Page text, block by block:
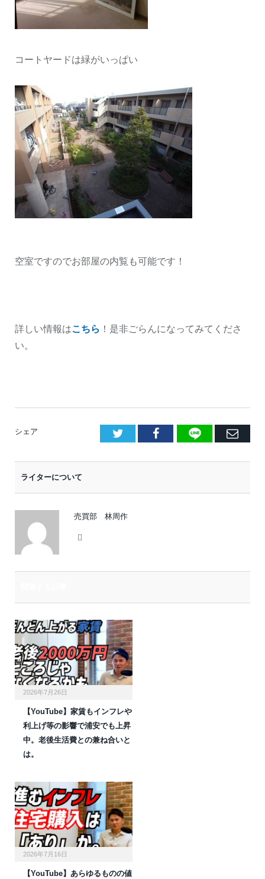
コートヤードは緑がいっぱい
空室ですのでお部屋の内覧も可能です！
詳しい情報はこちら ！是非ごらんになってみてくださ
い。
シェア Facebook
LINE
E
ライターについて
売買部 林周作
2026年7月26日
【YouTube】家賃もインフレや
利上げ等の影響で浦安でも上昇
中。老後生活費との兼ね合いと
は。
2026年7月16日
【YouTube】あらゆるものの値